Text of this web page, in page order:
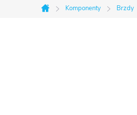
Domů
Komponenty Brzdy